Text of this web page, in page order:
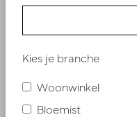
Download de
Kies je branche
Woonwinkel
Bloemist